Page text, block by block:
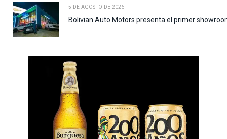
5 DE AGOSTO DE 2026
Bolivian Auto Motors presenta el primer